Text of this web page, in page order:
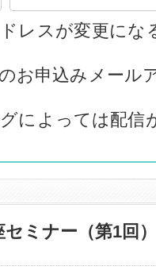
レスが変更にな
お申込みメール
によっては配信
セミナー（第1回）